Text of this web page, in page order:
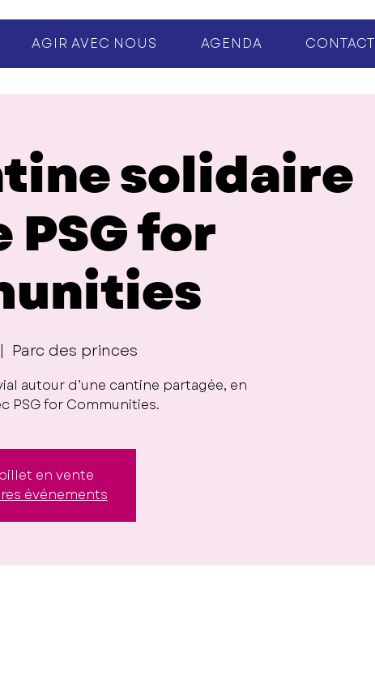
AGIR AVEC NOUS AGENDA CONTACT
solidaire
PSG for
Parc des princes
autour d’une cantine partagée, en
PSG for Communities.
en vente
événements